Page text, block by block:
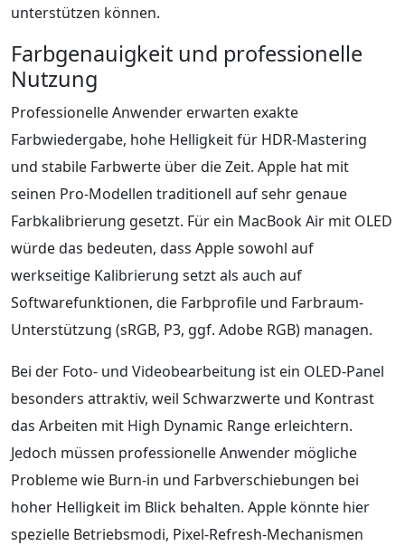
unterstützen können.
Farbgenauigkeit und professionelle
Nutzung
Professionelle Anwender erwarten exakte
Farbwiedergabe, hohe Helligkeit für HDR-Mastering
und stabile Farbwerte über die Zeit. Apple hat mit
seinen Pro-Modellen traditionell auf sehr genaue
Farbkalibrierung gesetzt. Für ein MacBook Air mit OLED
würde das bedeuten, dass Apple sowohl auf
werkseitige Kalibrierung setzt als auch auf
Softwarefunktionen, die Farbprofile und Farbraum-
Unterstützung (sRGB, P3, ggf. Adobe RGB) managen.
Bei der Foto- und Videobearbeitung ist ein OLED-Panel
besonders attraktiv, weil Schwarzwerte und Kontrast
das Arbeiten mit High Dynamic Range erleichtern.
Jedoch müssen professionelle Anwender mögliche
Probleme wie Burn-in und Farbverschiebungen bei
hoher Helligkeit im Blick behalten. Apple könnte hier
spezielle Betriebsmodi, Pixel-Refresh-Mechanismen